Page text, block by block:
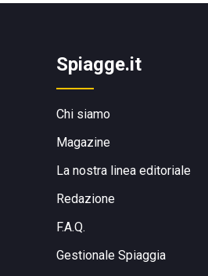
Spiagge.it
Chi siamo
Magazine
La nostra linea editoriale
Redazione
F.A.Q.
Gestionale Spiaggia